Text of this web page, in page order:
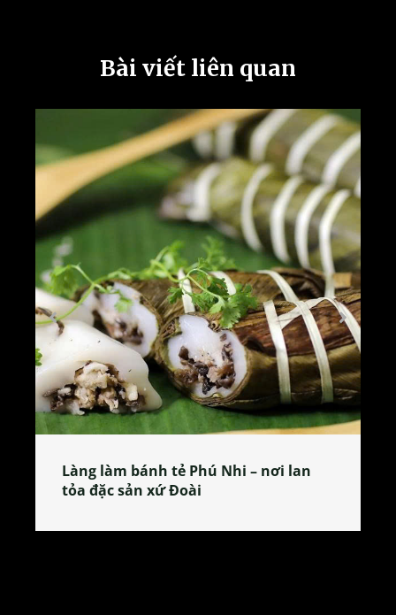
Bài viết liên quan
Làng làm bánh tẻ Phú Nhi – nơi lan
tỏa đặc sản xứ Đoài